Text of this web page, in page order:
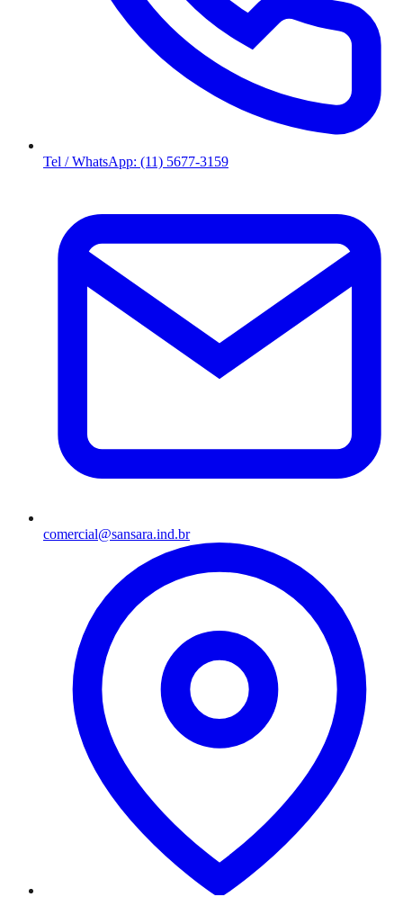
Tel / WhatsApp: (11) 5677-3159
comercial@sansara.ind.br